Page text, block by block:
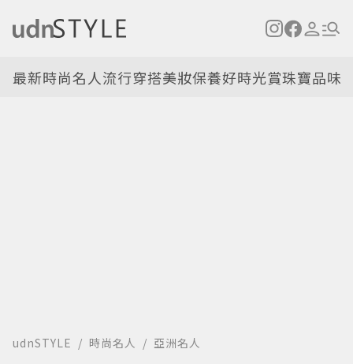
最新時尚名人流行穿搭美妝保養好時光賞珠寶品味
udnSTYLE 時尚名人 亞洲名人